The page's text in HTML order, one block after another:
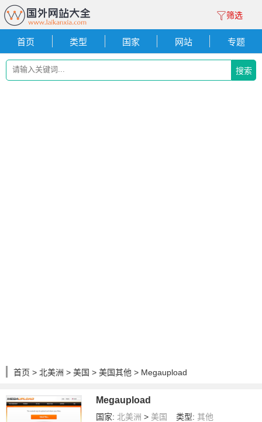
筛选
首页 类型 国家 网站 专题
搜索
首页 > 北美洲 > 美国 > 美国其他 > Megaupload
Megaupload
国家: 北美洲 > 美国 类型: 其他